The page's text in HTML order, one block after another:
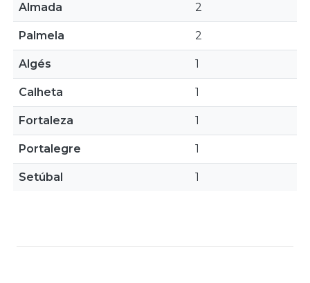
Almada 2
Palmela 2
Algés 1
Calheta 1
Fortaleza 1
Portalegre 1
Setúbal 1